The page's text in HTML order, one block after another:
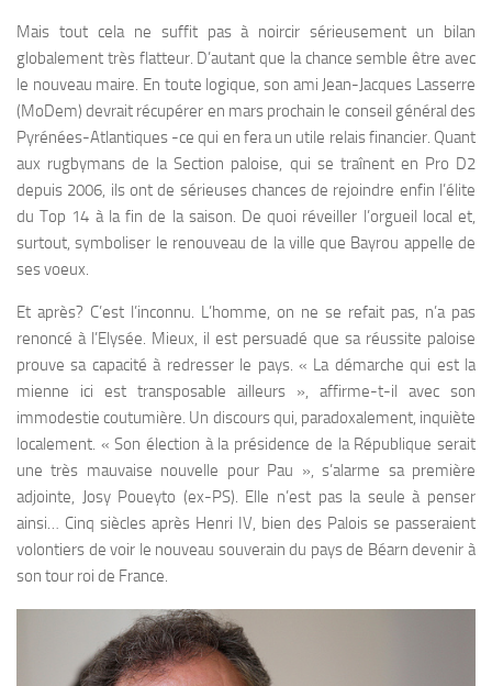
Mais tout cela ne suffit pas à noircir sérieusement un bilan
globalement très flatteur. D’autant que la chance semble être avec
le nouveau maire. En toute logique, son ami Jean-Jacques Lasserre
(MoDem) devrait récupérer en mars prochain le conseil général des
Pyrénées-Atlantiques -ce qui en fera un utile relais financier. Quant
aux rugbymans de la Section paloise, qui se traînent en Pro D2
depuis 2006, ils ont de sérieuses chances de rejoindre enfin l’élite
du Top 14 à la fin de la saison. De quoi réveiller l’orgueil local et,
surtout, symboliser le renouveau de la ville que Bayrou appelle de
ses voeux.
Et après? C’est l’inconnu. L’homme, on ne se refait pas, n’a pas
renoncé à l’Elysée. Mieux, il est persuadé que sa réussite paloise
prouve sa capacité à redresser le pays. « La démarche qui est la
mienne ici est transposable ailleurs », affirme-t-il avec son
immodestie coutumière. Un discours qui, paradoxalement, inquiète
localement. « Son élection à la présidence de la République serait
une très mauvaise nouvelle pour Pau », s’alarme sa première
adjointe, Josy Poueyto (ex-PS). Elle n’est pas la seule à penser
ainsi… Cinq siècles après Henri IV, bien des Palois se passeraient
volontiers de voir le nouveau souverain du pays de Béarn devenir à
son tour roi de France.